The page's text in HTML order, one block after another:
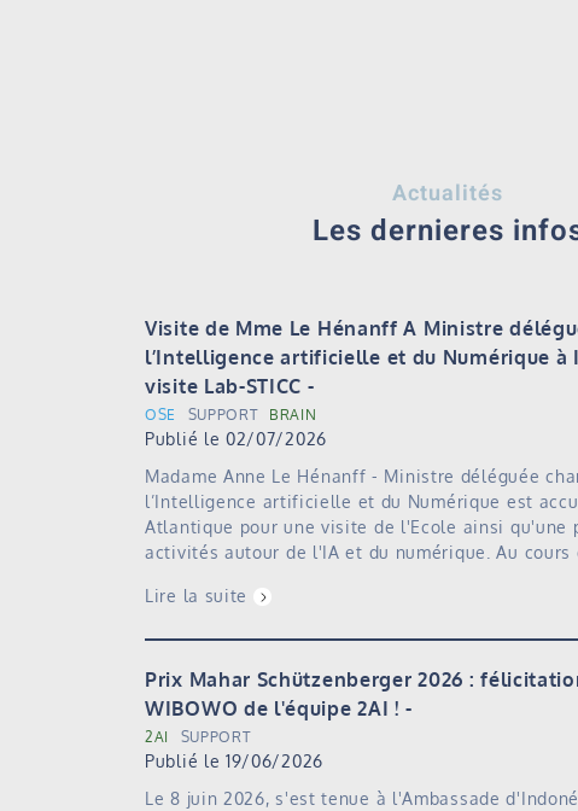
Actualités
Les dernieres
Visite de Mme Le Hénanff A Ministre
l’Intelligence artificielle et du Numérique à
visite Lab-STICC
OSE SUPPORT BRAIN
Publié le 02/07/2026
Madame Anne Le Hénanff - Ministre déléguée
l’Intelligence artificielle et du Numérique est
Atlantique pour une visite de l'Ecole ainsi qu'une
activités autour de l'IA et du numérique. Au cours
Lire la suite
Prix Mahar Schützenberger 2026 :
WIBOWO de l'équipe 2AI !
2AI SUPPORT
Publié le 19/06/2026
Le 8 juin 2026, s'est tenue à l'Ambassade